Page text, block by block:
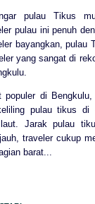
pulau Tikus
pulau ini penuh
bayangkan, pulau
yang sangat di
populer di
pulau tikus di
Jarak pulau
traveler cukup
barat...